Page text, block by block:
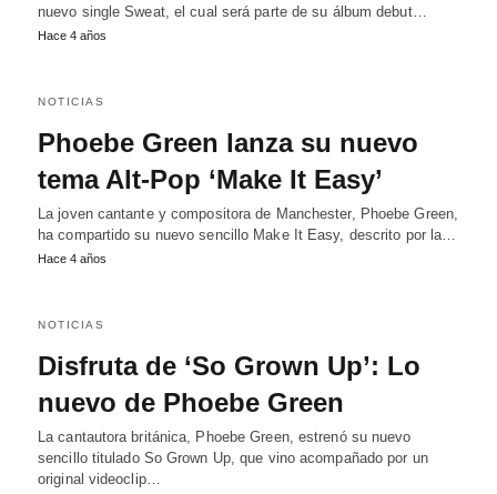
nuevo single Sweat, el cual será parte de su álbum debut…
Hace 4 años
NOTICIAS
Phoebe Green lanza su nuevo
tema Alt-Pop ‘Make It Easy’
La joven cantante y compositora de Manchester, Phoebe Green,
ha compartido su nuevo sencillo Make It Easy, descrito por la…
Hace 4 años
NOTICIAS
Disfruta de ‘So Grown Up’: Lo
nuevo de Phoebe Green
La cantautora británica, Phoebe Green, estrenó su nuevo
sencillo titulado So Grown Up, que vino acompañado por un
original videoclip…